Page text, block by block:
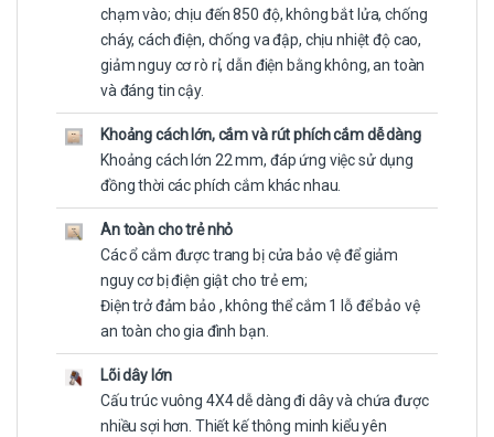
chạm vào; chịu đến 850 độ, không bắt lửa, chống
cháy, cách điện, chống va đập, chịu nhiệt độ cao,
giảm nguy cơ rò rỉ, dẫn điện bằng không, an toàn
và đáng tin cậy.
Khoảng cách lớn, cắm và rút phích cắm dễ dàng
Khoảng cách lớn 22 mm, đáp ứng việc sử dụng
đồng thời các phích cắm khác nhau.
An toàn cho trẻ nhỏ
Các ổ cắm được trang bị cửa bảo vệ để giảm
nguy cơ bị điện giật cho trẻ em;
Điện trở đảm bảo , không thể cắm 1 lỗ để bảo vệ
an toàn cho gia đình bạn.
Lõi dây lớn
Cấu trúc vuông 4X4 dễ dàng đi dây và chứa được
nhiều sợi hơn. Thiết kế thông minh kiểu yên